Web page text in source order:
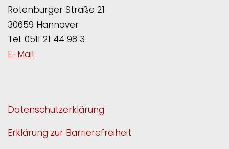
Rotenburger Straße 21
30659 Hannover
Tel. 0511 21 44 98 3
E-Mail
Datenschutzerklärung
Erklärung zur Barrierefreiheit